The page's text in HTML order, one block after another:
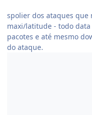
spolier dos ataques que
maxi/latitude - todo
pacotes e até mesmo
do ataque.